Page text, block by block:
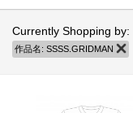
Currently Shopping by:
作品名: SSSS.GRIDMAN